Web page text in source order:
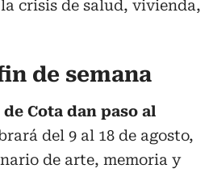
crisis de salud, vivienda,
de semana
Cota dan paso al
del 9 al 18 de agosto,
de arte, memoria y